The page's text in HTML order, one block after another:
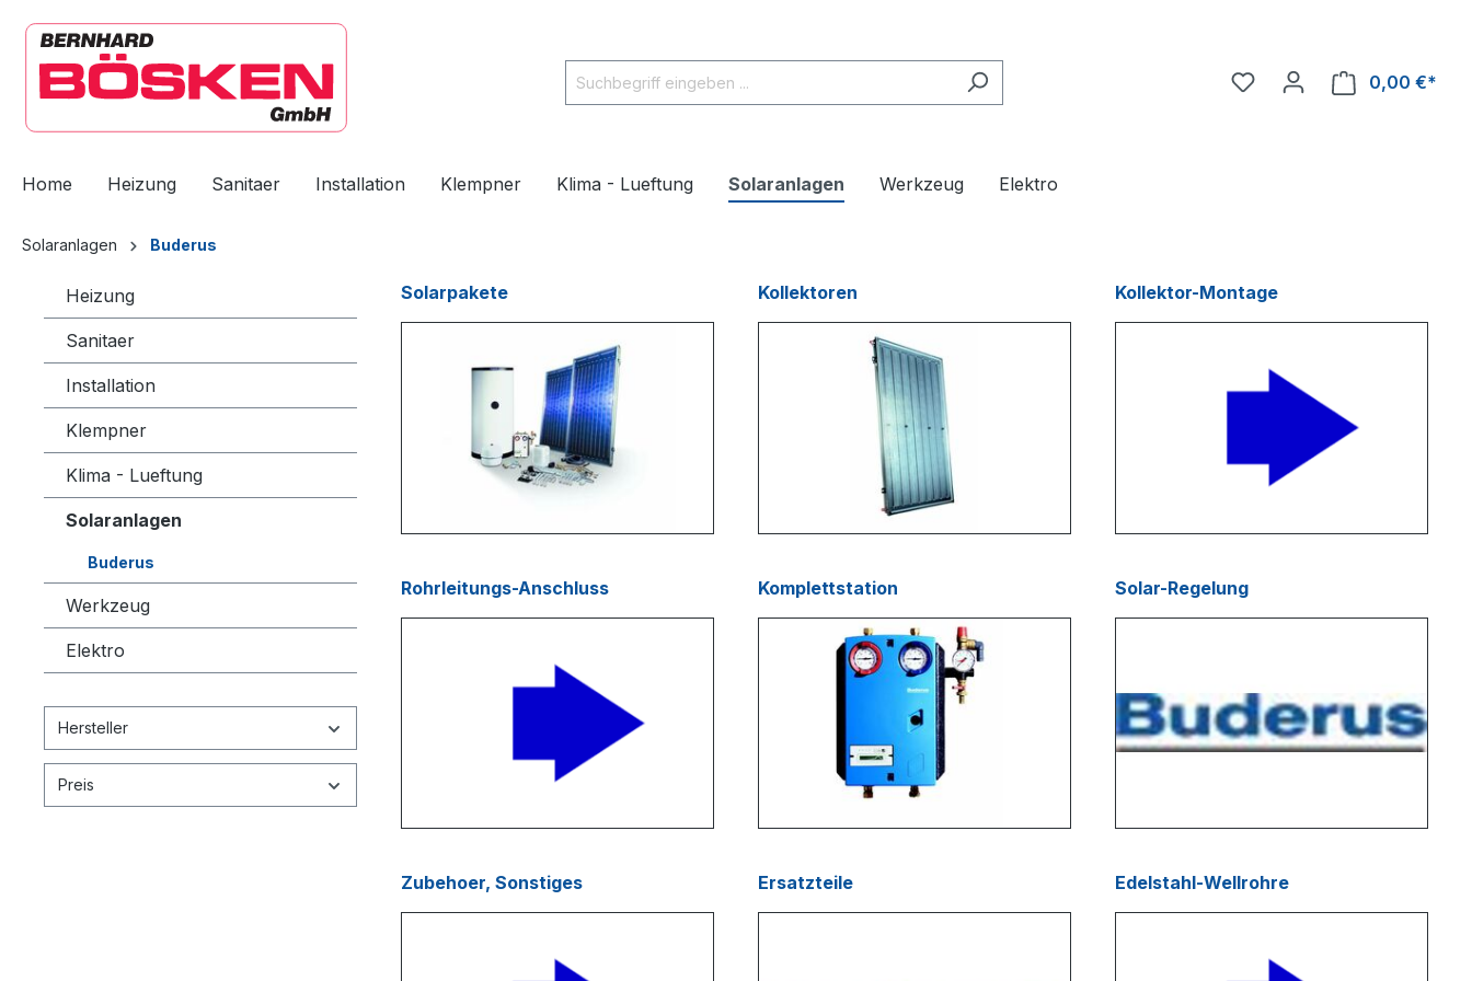
Zur Hauptnavigation springen
0,00 €*
Home Heizung Sanitaer Installation Klempner Klima - Lueftung Solaranlagen Werkzeug Elektro
Solaranlagen Buderus
Heizung
Sanitaer
Installation
Klempner
Klima - Lueftung
Solaranlagen
Buderus
Werkzeug
Elektro
Hersteller
Preis
Solarpakete Kollektoren Kollektor-Montage
Rohrleitungs-Anschluss Komplettstation Solar-Regelung
Zubehoer, Sonstiges Ersatzteile Edelstahl-Wellrohre